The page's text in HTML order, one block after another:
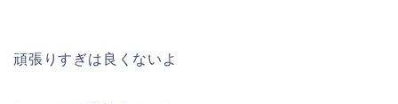
頑張りすぎは良くないよ